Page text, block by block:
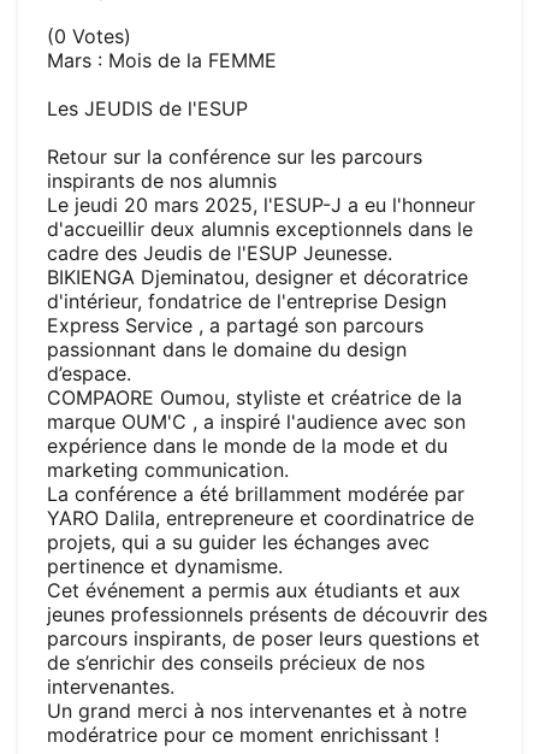
(0 Votes)
Mars : Mois de la FEMME
Les JEUDIS de l'ESUP
Retour sur la conférence sur les parcours
inspirants de nos alumnis
Le jeudi 20 mars 2025, l'ESUP-J a eu l'honneur
d'accueillir deux alumnis exceptionnels dans le
cadre des Jeudis de l'ESUP Jeunesse.
BIKIENGA Djeminatou, designer et décoratrice
d'intérieur, fondatrice de l'entreprise Design
Express Service , a partagé son parcours
passionnant dans le domaine du design
d’espace.
COMPAORE Oumou, styliste et créatrice de la
marque OUM'C , a inspiré l'audience avec son
expérience dans le monde de la mode et du
marketing communication.
La conférence a été brillamment modérée par
YARO Dalila, entrepreneure et coordinatrice de
projets, qui a su guider les échanges avec
pertinence et dynamisme.
Cet événement a permis aux étudiants et aux
jeunes professionnels présents de découvrir des
parcours inspirants, de poser leurs questions et
de s’enrichir des conseils précieux de nos
intervenantes.
Un grand merci à nos intervenantes et à notre
modératrice pour ce moment enrichissant !